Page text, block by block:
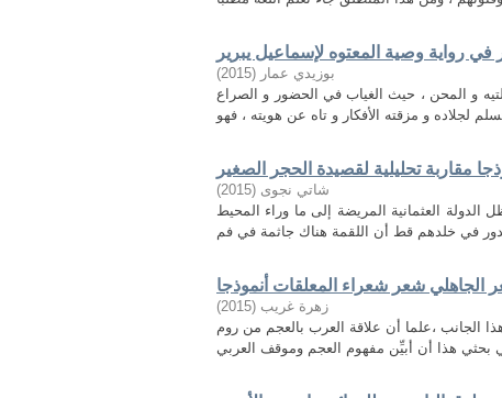
رواية وصية المعتوه لإسماعيل يبرير
بوزيدي عمار (
2015
)
و المحن ، حيث الغياب في الحضور و الصراع
مقاربة تحليلية لقصيدة الحجر الصغير
شاتي نجوى (
2015
)
العثمانية المريضة إلى ما وراء المحيط
الجاهلي شعر شعراء المعلقات أنموذجا
زهرة غريب (
2015
)
،علما أن علاقة العرب بالعجم من روم